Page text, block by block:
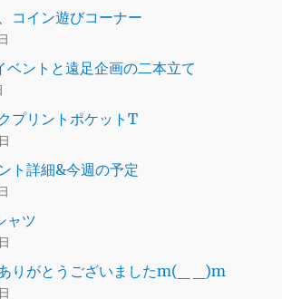
コイン遊びコーナー
ベントと遠足企画の二本立て
プリントポケットT
ト詳細&今週の予定
ャツ
りがとうございましたm(_ _)m